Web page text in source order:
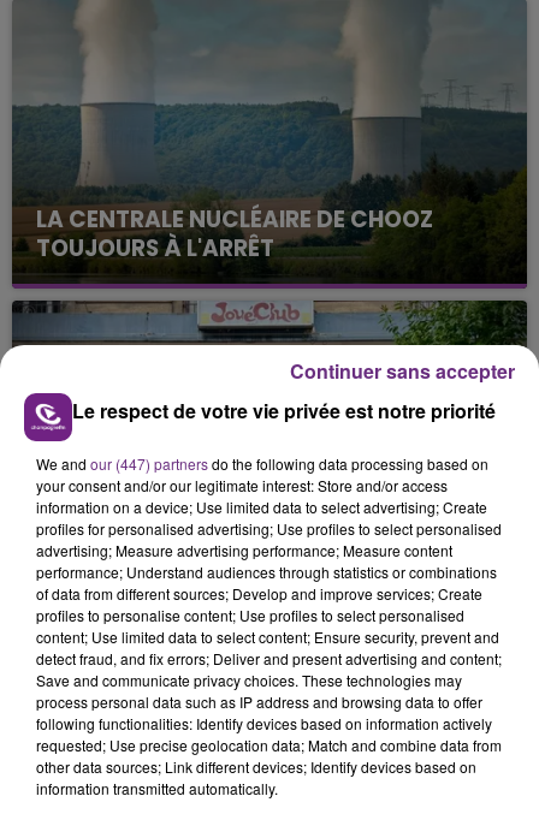
LA CENTRALE NUCLÉAIRE DE CHOOZ
TOUJOURS À L'ARRÊT
Cela fait déjà une semaine que la centrale
nucléaire ardennaise est à l'arrêt. Une situation
justifiée par la sécheresse intense qui est toujours
LE MAGASIN JOUÉCLUB DE REIMS FERME
SES PORTES
C'était l'une des institutions du centre-ville
rémois. Le magasin JouéClub est contraint de
fermer ses portes.
TITRES DIFFUSÉS
19h45
19h45 19h42
19h42
Le respect de votre vie privée est notre priorité
We and our (447) partnersdo the following data processing based on
your consent and/or our legitimate interest: Store and/or access
information on a device; Use limited data to select advertising; Create
profiles for personalised advertising; Use profiles to select personalised
advertising; Measure advertising performance; Measure content
performance; Understand audiences through statistics or combinations
of data from different sources; Develop and improve services; Create
profiles to personalise content; Use profiles to select personalised
content; Use limited data to select content; Ensure security, prevent and
detect fraud, and fix errors; Deliver and present advertising and content;
Save and communicate privacy choices. These technologies may
process personal data such as IP address and browsing data to offer
following functionalities: Identify devices based on information actively
requested; Use precise geolocation data; Match and combine data from
other data sources; Link different devices; Identify devices based on
information transmitted automatically.
Continuer sans accepter